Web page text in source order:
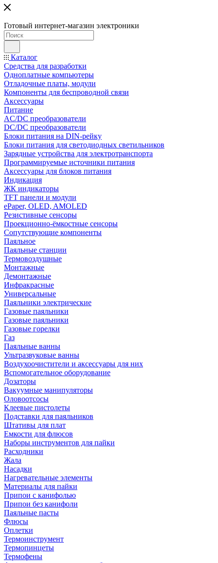
Готовый интернет-магазин электроники
Каталог
Средства для разработки
Одноплатные компьютеры
Отладочные платы, модули
Компоненты для беспроводной связи
Аксессуары
Питание
AC/DC преобразователи
DC/DC преобразователи
Блоки питания на DIN-рейку
Блоки питания для светодиодных светильников
Зарядные устройства для электротранспорта
Программируемые источники питания
Аксессуары для блоков питания
Индикация
ЖК индикаторы
TFT панели и модули
ePaper, OLED, AMOLED
Резистивные сенсоры
Проекционно-ёмкостные сенсоры
Сопутствующие компоненты
Паяльное
Паяльные станции
Термовоздушные
Монтажные
Демонтажные
Инфракрасные
Универсальные
Паяльники электрические
Газовые паяльники
Газовые паяльники
Газовые горелки
Газ
Паяльные ванны
Ультразвуковые ванны
Воздухоочистители и аксессуары для них
Вспомогательное оборудование
Дозаторы
Вакуумные манипуляторы
Оловоотсосы
Клеевые пистолеты
Подставки для паяльников
Штативы для плат
Емкости для флюсов
Наборы инструментов для пайки
Расходники
Жала
Насадки
Нагревательные элементы
Материалы для пайки
Припои с канифолью
Припои без канифоли
Паяльные пасты
Флюсы
Оплетки
Термоинструмент
Термопинцеты
Термофены